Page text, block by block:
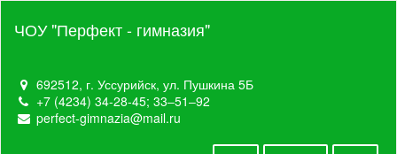
ЧОУ "Перфект - гимназия"
692512, г. Уссурийск, ул. Пушкина 5Б
+7 (4234) 34-28-45; 33‒51‒92
perfect-gimnazia@mail.ru